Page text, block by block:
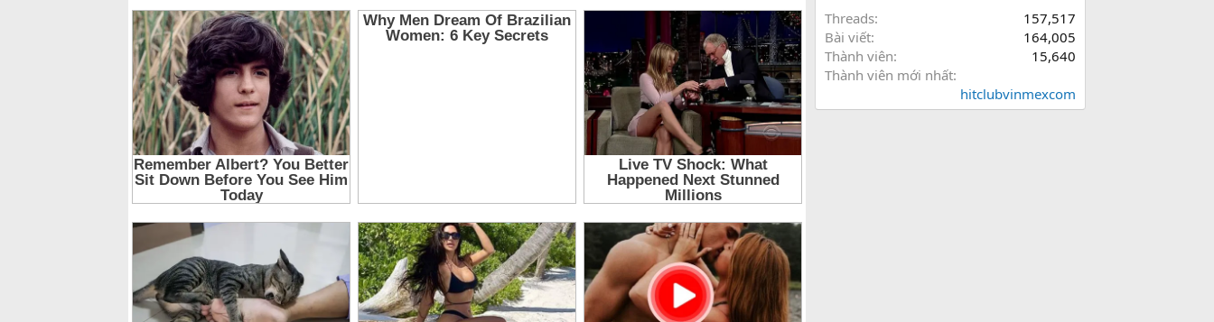
Threads
157,517
Bài viết
164,005
Thành viên
15,640
Thành viên mới nhất
hitclubvinmexcom